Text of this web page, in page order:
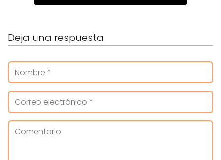
Deja una respuesta